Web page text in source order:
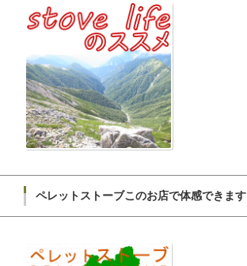
ペレットストーブこのお店で体感できます